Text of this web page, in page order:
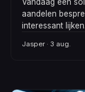
Vandaag een
aandelen
interessant lijken.
Jasper · 3 aug.